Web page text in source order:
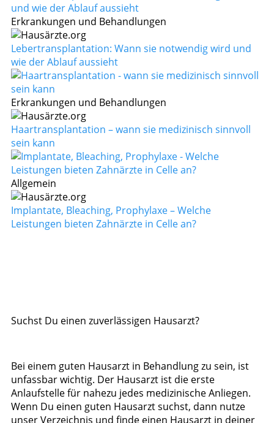
Erkrankungen und Behandlungen
Lebertransplantation: Wann sie notwendig wird und
wie der Ablauf aussieht
Erkrankungen und Behandlungen
Haartransplantation – wann sie medizinisch sinnvoll
sein kann
Allgemein
Implantate, Bleaching, Prophylaxe – Welche
Leistungen bieten Zahnärzte in Celle an?
Suchst Du einen zuverlässigen Hausarzt?
Bei einem guten Hausarzt in Behandlung zu sein, ist
unfassbar wichtig. Der Hausarzt ist die erste
Anlaufstelle für nahezu jedes medizinische Anliegen.
Wenn Du einen guten Hausarzt suchst, dann nutze
unser Verzeichnis und finde einen Hausarzt in deiner